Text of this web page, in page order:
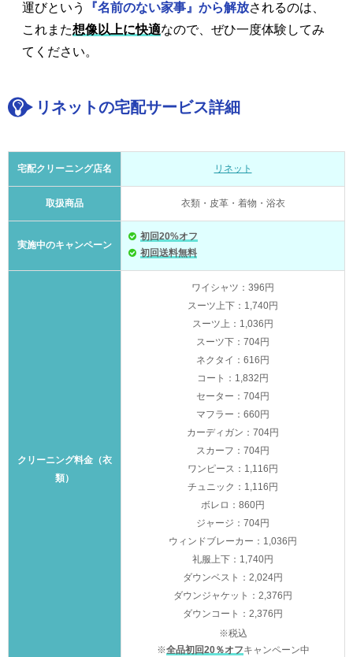
運びという 『名前のない家事』から解放されるのは、
これまた想像以上に快適なので、ぜひ一度体験してみ
てください。
リネットの宅配サービス詳細
宅配クリーニング店名 リネット
取扱商品 衣類・皮革・着物・浴衣
実施中のキャンペーン
初回20%オフ
初回送料無料
クリーニング料金（衣
類）
ワイシャツ：396円
スーツ上下：1,740円
スーツ上：1,036円
スーツ下：704円
ネクタイ：616円
コート：1,832円
セーター：704円
マフラー：660円
カーディガン：704円
スカーフ：704円
ワンピース：1,116円
チュニック：1,116円
ボレロ：860円
ジャージ：704円
ウィンドブレーカー：1,036円
礼服上下：1,740円
ダウンベスト：2,024円
ダウンジャケット：2,376円
ダウンコート：2,376円
※税込
※全品初回20％オフキャンペーン中